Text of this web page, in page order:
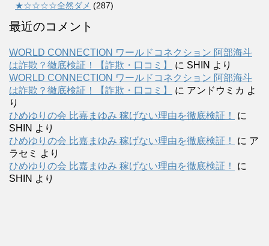
★☆☆☆☆全然ダメ (287)
最近のコメント
WORLD CONNECTION ワールドコネクション 阿部海斗
は詐欺？徹底検証！【詐欺・口コミ】
に SHIN より
WORLD CONNECTION ワールドコネクション 阿部海斗
は詐欺？徹底検証！【詐欺・口コミ】
に アンドウミカ よ
り
ひめゆりの会 比嘉まゆみ 稼げない理由を徹底検証！
に
SHIN より
ひめゆりの会 比嘉まゆみ 稼げない理由を徹底検証！
に ア
ラセミ
より
ひめゆりの会 比嘉まゆみ 稼げない理由を徹底検証！
に
SHIN より